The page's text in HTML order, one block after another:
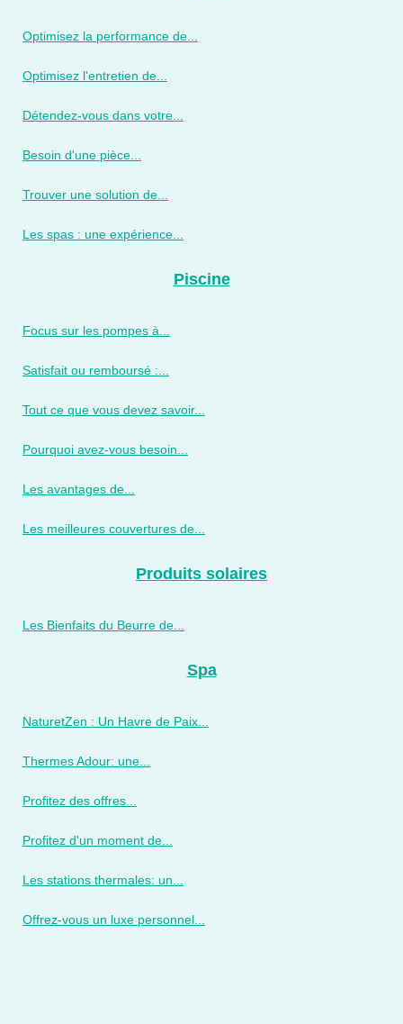
Optimisez la performance de...
Optimisez l'entretien de...
Détendez-vous dans votre...
Besoin d'une pièce...
Trouver une solution de...
Les spas : une expérience...
Piscine
Focus sur les pompes à...
Satisfait ou remboursé :...
Tout ce que vous devez savoir...
Pourquoi avez-vous besoin...
Les avantages de...
Les meilleures couvertures de...
Produits solaires
Les Bienfaits du Beurre de...
Spa
NaturetZen : Un Havre de Paix...
Thermes Adour: une...
Profitez des offres...
Profitez d'un moment de...
Les stations thermales: un...
Offrez-vous un luxe personnel...